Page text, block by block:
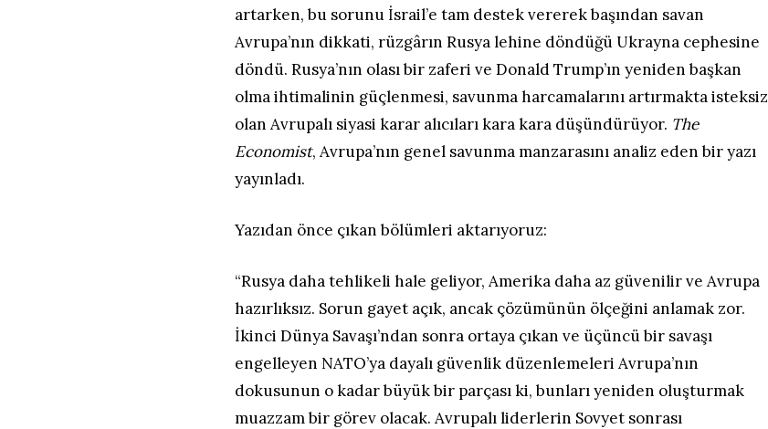
artarken, bu sorunu İsrail’e tam destek vererek başından savan
Avrupa’nın dikkati, rüzgârın Rusya lehine döndüğü Ukrayna cephesine
döndü. Rusya’nın olası bir zaferi ve Donald Trump’ın yeniden başkan
olma ihtimalinin güçlenmesi, savunma harcamalarını artırmakta isteksiz
olan Avrupalı siyasi karar alıcıları kara kara düşündürüyor. The
Economist, Avrupa’nın genel savunma manzarasını analiz eden bir yazı
yayınladı.
Yazıdan önce çıkan bölümleri aktarıyoruz:
“Rusya daha tehlikeli hale geliyor, Amerika daha az güvenilir ve Avrupa
hazırlıksız. Sorun gayet açık, ancak çözümünün ölçeğini anlamak zor.
İkinci Dünya Savaşı’ndan sonra ortaya çıkan ve üçüncü bir savaşı
engelleyen NATO’ya dayalı güvenlik düzenlemeleri Avrupa’nın
dokusunun o kadar büyük bir parçası ki, bunları yeniden oluşturmak
muazzam bir görev olacak. Avrupalı liderlerin Sovyet sonrası